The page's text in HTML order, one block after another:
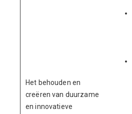
Het behouden en
creëren van duurzame
en innovatieve